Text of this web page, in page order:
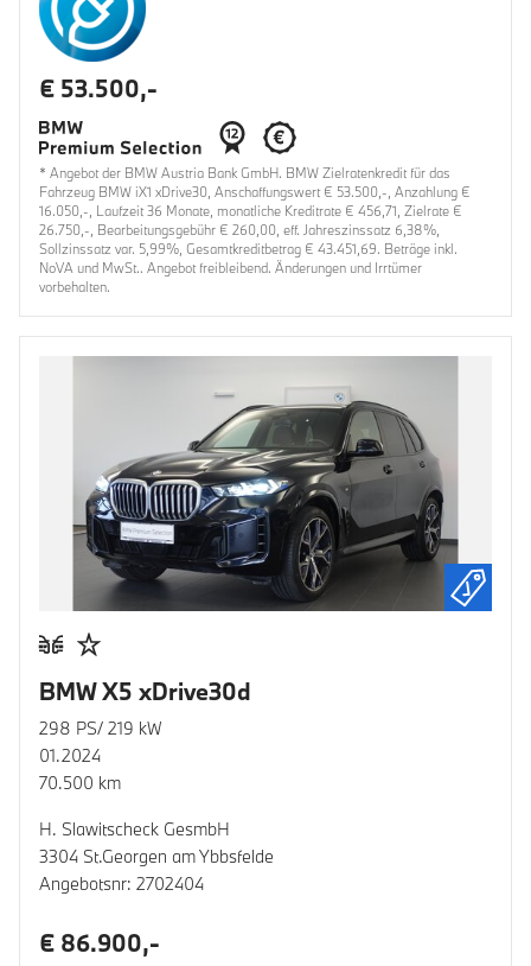
€ 53.500,-
* Angebot der BMW Austria Bank GmbH. BMW Zielratenkredit für das
Fahrzeug BMW iX1 xDrive30, Anschaffungswert € 53.500,-, Anzahlung €
16.050,-, Laufzeit 36 Monate, monatliche Kreditrate € 456,71, Zielrate €
26.750,-, Bearbeitungsgebühr € 260,00, eff. Jahreszinssatz 6,38%,
Sollzinssatz var. 5,99%, Gesamtkreditbetrag € 43.451,69. Beträge inkl.
NoVA und MwSt.. Angebot freibleibend. Änderungen und Irrtümer
vorbehalten.
BMW X5 xDrive30d
298 PS/ 219 kW
01.2024
70.500 km
H. Slawitscheck GesmbH
3304 St.Georgen am Ybbsfelde
Angebotsnr: 2702404
€ 86.900,-